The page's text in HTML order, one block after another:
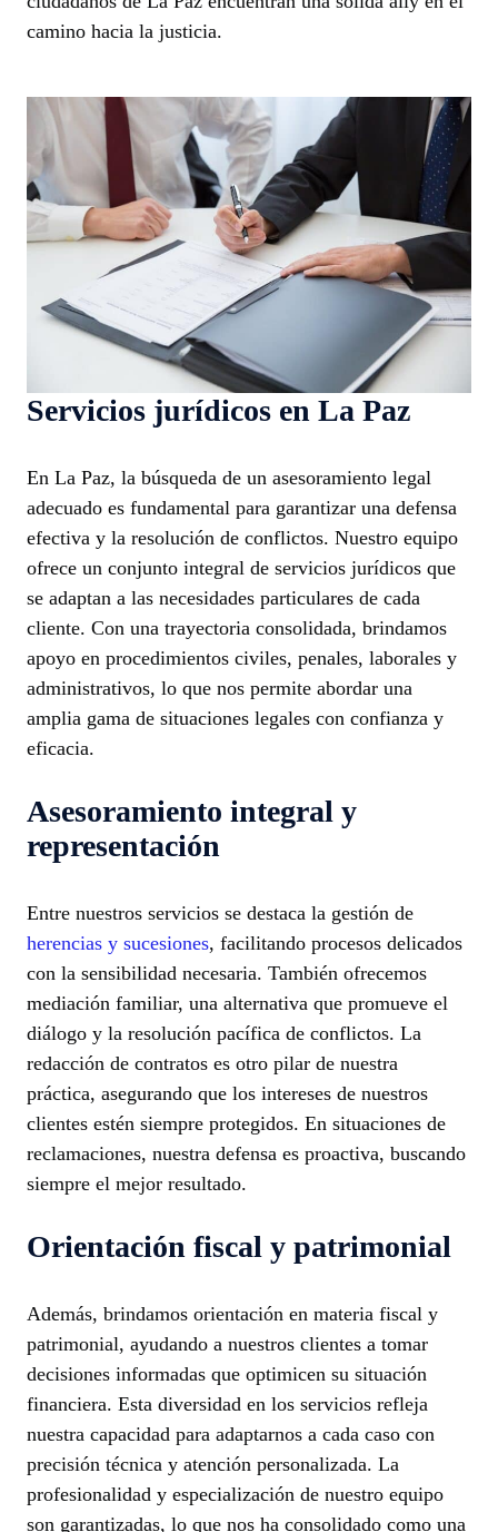
camino hacia la justicia.
Servicios jurídicos en La Paz
En La Paz, la búsqueda de un asesoramiento legal
adecuado es fundamental para garantizar una defensa
efectiva y la resolución de conflictos. Nuestro equipo
ofrece un conjunto integral de servicios jurídicos que
se adaptan a las necesidades particulares de cada
cliente. Con una trayectoria consolidada, brindamos
apoyo en procedimientos civiles, penales, laborales y
administrativos, lo que nos permite abordar una
amplia gama de situaciones legales con confianza y
eficacia.
Asesoramiento integral y
representación
Entre nuestros servicios se destaca la gestión de
herencias y sucesiones, facilitando procesos delicados
con la sensibilidad necesaria. También ofrecemos
mediación familiar, una alternativa que promueve el
diálogo y la resolución pacífica de conflictos. La
redacción de contratos es otro pilar de nuestra
práctica, asegurando que los intereses de nuestros
clientes estén siempre protegidos. En situaciones de
reclamaciones, nuestra defensa es proactiva, buscando
siempre el mejor resultado.
Orientación fiscal y patrimonial
Además, brindamos orientación en materia fiscal y
patrimonial, ayudando a nuestros clientes a tomar
decisiones informadas que optimicen su situación
financiera. Esta diversidad en los servicios refleja
nuestra capacidad para adaptarnos a cada caso con
precisión técnica y atención personalizada. La
profesionalidad y especialización de nuestro equipo
son garantizadas, lo que nos ha consolidado como una